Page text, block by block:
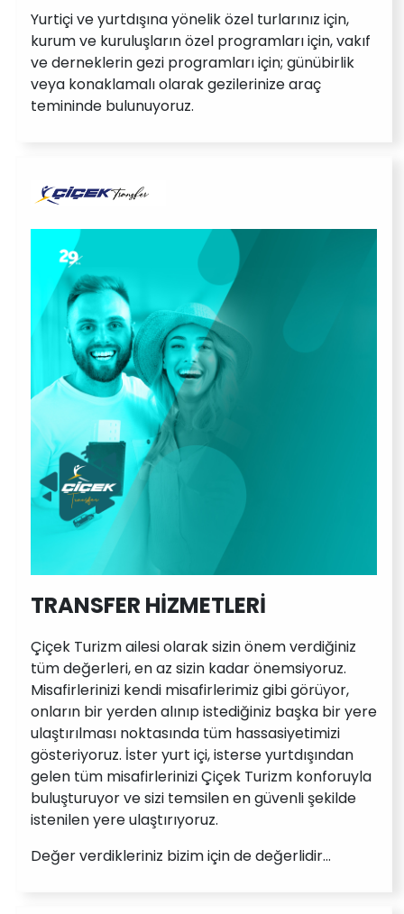
Yurtiçi ve yurtdışına yönelik özel turlarınız için,
kurum ve kuruluşların özel programları için, vakıf
ve derneklerin gezi programları için; günübirlik
veya konaklamalı olarak gezilerinize araç
temininde bulunuyoruz.
TRANSFER HİZMETLERİ
Çiçek Turizm ailesi olarak sizin önem verdiğiniz
tüm değerleri, en az sizin kadar önemsiyoruz.
Misafirlerinizi kendi misafirlerimiz gibi görüyor,
onların bir yerden alınıp istediğiniz başka bir yere
ulaştırılması noktasında tüm hassasiyetimizi
gösteriyoruz. İster yurt içi, isterse yurtdışından
gelen tüm misafirlerinizi Çiçek Turizm konforuyla
buluşturuyor ve sizi temsilen en güvenli şekilde
istenilen yere ulaştırıyoruz.
Değer verdikleriniz bizim için de değerlidir…